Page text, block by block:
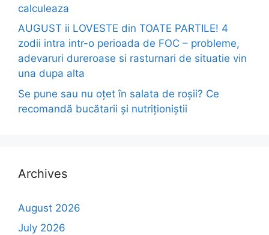
calculeaza
AUGUST ii LOVESTE din TOATE PARTILE! 4
zodii intra intr-o perioada de FOC – probleme,
adevaruri dureroase si rasturnari de situatie vin
una dupa alta
Se pune sau nu oțet în salata de roșii? Ce
recomandă bucătarii și nutriționiștii
Archives
August 2026
July 2026